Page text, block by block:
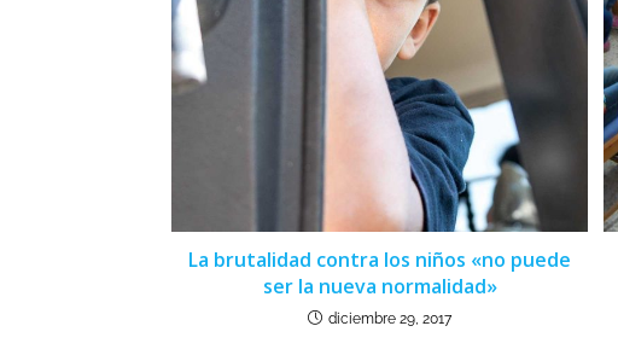
La brutalidad contra los niños «no puede
ser la nueva normalidad»
diciembre 29, 2017